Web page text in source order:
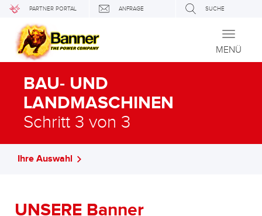
PARTNER PORTAL ANFRAGE SUCHE
Toggle
MENÜ
BAU- UND
LANDMASCHINEN
Schritt 3 von 3
Ihre Auswahl
UNSERE Banner